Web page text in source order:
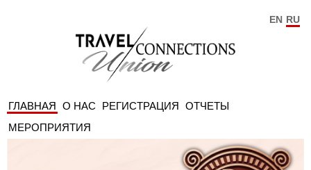
ГЛАВНАЯ О НАС РЕГИСТРАЦИЯ ОТЧЕТЫ
МЕРОПРИЯТИЯ
EN RU